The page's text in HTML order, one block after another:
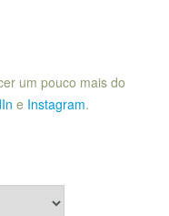
um pouco mais do
e Instagram.